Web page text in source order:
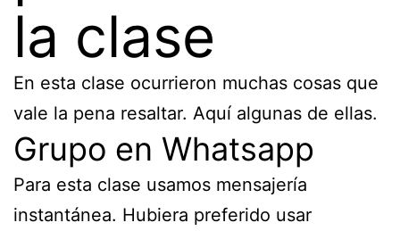
la clase
En esta clase ocurrieron muchas cosas que
vale la pena resaltar. Aquí algunas de ellas.
Grupo en Whatsapp
Para esta clase usamos mensajería
instantánea. Hubiera preferido usar